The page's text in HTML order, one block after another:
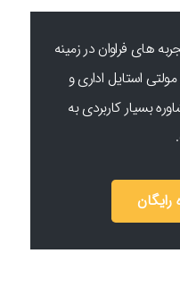
های فراوان در زمینه
استایل اداری و
بسیار کاربردی به